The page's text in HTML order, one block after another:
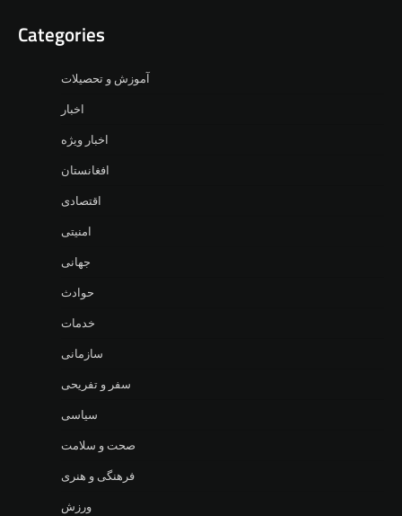
Categories
آموزش و تحصیلات
اخبار
اخبار ویژه
افغانستان
اقتصادی
امنیتی
جهانی
حوادث
خدمات
سازمانی
سفر و تفریحی
سیاسی
صحت و سلامت
فرهنگی و هنری
ورزش